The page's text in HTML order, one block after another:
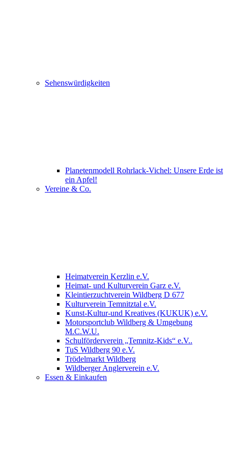
Sehenswürdigkeiten
Planetenmodell Rohrlack-Vichel: Unsere Erde ist
ein Apfel!
Vereine & Co.
Heimatverein Kerzlin e.V.
Heimat- und Kulturverein Garz e.V.
Kleintierzuchtverein Wildberg D 677
Kulturverein Temnitztal e.V.
Kunst-Kultur-und Kreatives (KUKUK) e.V.
Motorsportclub Wildberg & Umgebung
M.C.W.U.
Schulförderverein „Temnitz-Kids“ e.V..
TuS Wildberg 90 e.V.
Trödelmarkt Wildberg
Wildberger Anglerverein e.V.
Essen & Einkaufen